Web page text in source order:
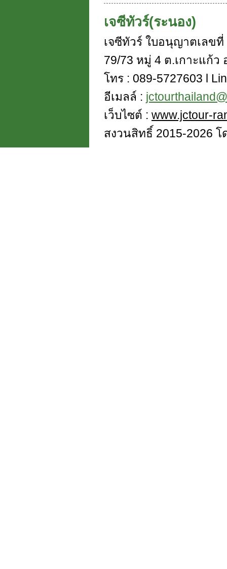
เจซีทัวร์(ระนอง)
เจซีทัวร์ ใบอนุญาตเลขที่
79/73 หมู่ 4 ต.เกาะแก้ว
โทร : 089-5727603 l
อีเมลล์ :
เว็บไซต์ : www.jctour-
สงวนสิทธิ์ 2015-2026 โ